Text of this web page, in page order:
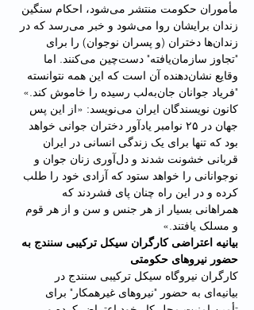
مأموران حکومت منتشر می‌شود، احکام سنگین
زندان برایشان روا می‌شود و خبر می‌رسد که در
زندان‌ها دختران (و پسران نوجوان) را برای
"تجاوز سازمان‌یافته" دست‌چین می‌کنند. اما
وقایع نشان‌‌دهنده آن‌ است که این همه نتوانسته
"فریاد جوانان جان‌به‌لب رسیده را خاموش کند.»
کانون نویسندگان ایران می‌نویسد: «از این پس
جهان در ۲۵ نوامبر یادآور دختران جوانی خواهد
بود که تنها برای یک زندگی انسانی در ایران
قربانی خشونت شدند و دل‌آوری زنان جوان و
نوجوانانی را خواهد ستود که آزادی خود را طلب
کرده و در این راه چنان پای فشردند که
همراهانی بسیار از هر جنس و سن و از هر قوم
و مسلک یافتند.»
بیانیه اعتراضی کارگران سیکل ترکیبی سنندج به
حضور نیروهای حکومتی
کارگران نیروگاه سیکل ترکیبی سنندج در
بیانیه‌ای به حضور "نیروهای غیرهمکار" برای